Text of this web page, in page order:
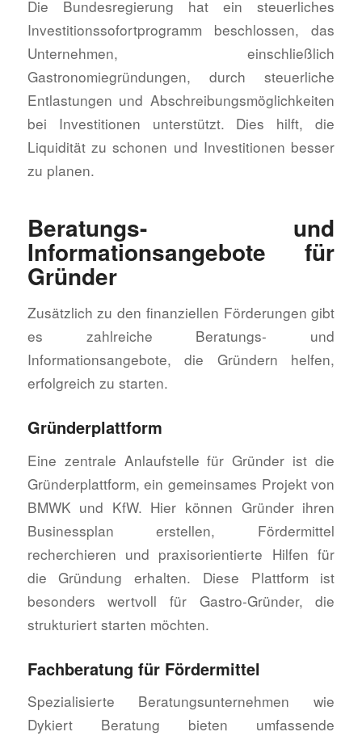
Die Bundesregierung hat ein steuerliches
Investitionssofortprogramm beschlossen, das
Unternehmen, einschließlich
Gastronomiegründungen, durch steuerliche
Entlastungen und Abschreibungsmöglichkeiten
bei Investitionen unterstützt. Dies hilft, die
Liquidität zu schonen und Investitionen besser
zu planen.
Beratungs- und
Informationsangebote für
Gründer
Zusätzlich zu den finanziellen Förderungen gibt
es zahlreiche Beratungs- und
Informationsangebote, die Gründern helfen,
erfolgreich zu starten.
Gründerplattform
Eine zentrale Anlaufstelle für Gründer ist die
Gründerplattform, ein gemeinsames Projekt von
BMWK und KfW. Hier können Gründer ihren
Businessplan erstellen, Fördermittel
recherchieren und praxisorientierte Hilfen für
die Gründung erhalten. Diese Plattform ist
besonders wertvoll für Gastro-Gründer, die
strukturiert starten möchten.
Fachberatung für Fördermittel
Spezialisierte Beratungsunternehmen wie
Dykiert Beratung bieten umfassende